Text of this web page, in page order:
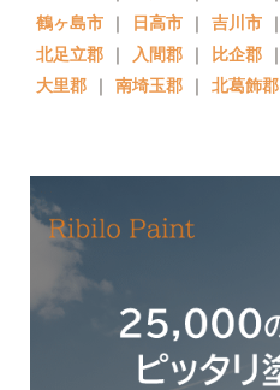
鶴ヶ島市 ｜ 日高市 ｜ 吉川市 ｜
北足立郡 ｜ 入間郡 ｜ 比企郡 ｜
大里郡 ｜ 南埼玉郡 ｜ 北葛飾郡